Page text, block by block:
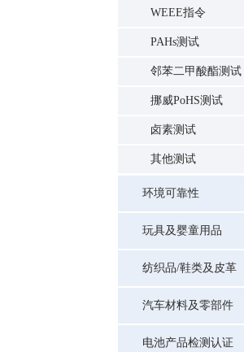
WEEE指令
PAHs测试
邻苯二甲酸酯测试
挪威PoHS测试
卤素测试
其他测试
环境可靠性
玩具及婴童用品
纺织品/鞋类及皮革
汽车材料及零部件
电池产品检测认证